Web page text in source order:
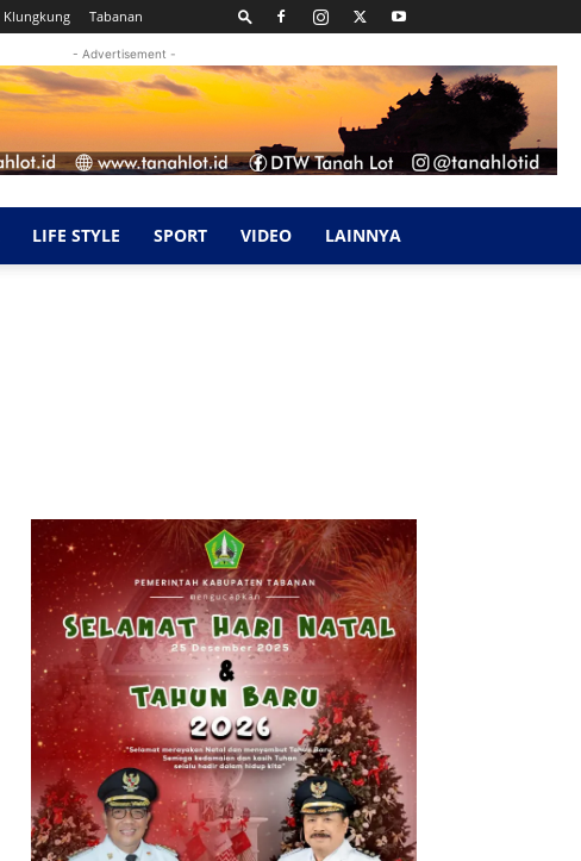
Klungkung Tabanan
- Advertisement -
LIFE STYLE SPORT VIDEO LAINNYA